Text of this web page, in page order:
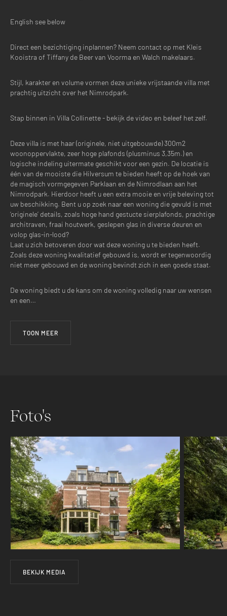
2
2
2
3
English see below
Direct een bezichtiging inplannen? Neem contact op met Kleis
Kooistra of Tiffany de Beer van Voorma en Walch makelaars.
Stijl, karakter en volume vormen deze unieke vrijstaande villa met
prachtig uitzicht over het Nimrodpark.
Stap binnen in Villa Collinette - bekijk de video en beleef het zelf.
Deze villa is met haar (originele, niet uitgebouwde) 300m2
woonoppervlakte, zeer hoge plafonds (plusminus 3,35m.) en
logische indeling uitermate geschikt voor een gezin. De locatie is
één van de mooiste die Hilversum te bieden heeft op de hoek van
de magisch vormgegeven Parklaan en de Nimrodlaan aan het
Nimrodpark. Hierdoor heeft u een extra mooie en vrije beleving tot
uw beschikking. Bent u op zoek naar een woning die gevuld is met
‘originele’ details, zoals hoge hand gestucte sierplafonds, prachtige
architraven, fraai houtwerk, geslepen glas in diverse deuren en
volop glas-in-lood?
Laat u zich betoveren door wat deze woning u te bieden heeft.
Zoals deze woning kwalitatief gebouwd is, wordt er tegenwoordig
niet meer gebouwd en de woning bevindt zich in een goede staat.
De woning biedt u de kans om de woning volledig naar uw wensen
en een…
TOON MEER
Foto's
BEKIJK MEDIA